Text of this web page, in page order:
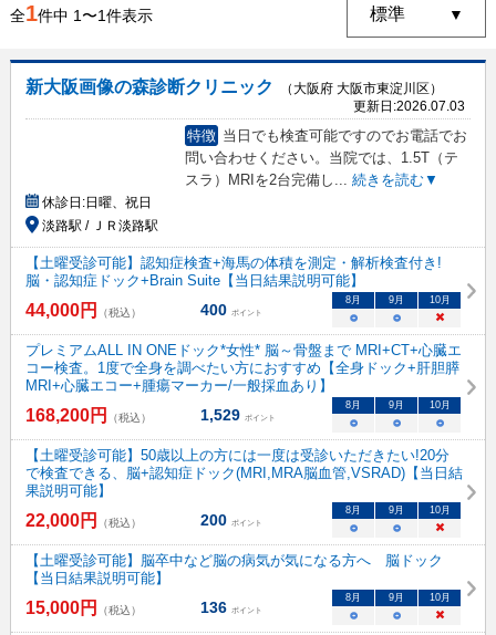
全1件中 1〜1件表示
新大阪画像の森診断クリニック
（大阪府 大阪市東淀川区）
更新日:2026.07.03
特徴 当日でも検査可能ですのでお電話でお
問い合わせください。当院では、1.5T（テ
スラ）MRIを2台完備し ... 続きを読む▼
休診日:日曜、祝日
淡路駅 / ＪＲ淡路駅
【土曜受診可能】認知症検査+海馬の体積を測定・解析検査付き!
脳・認知症ドック+Brain Suite【当日結果説明可能】
44,000円 （税込） 400 ポイント
8月 9月 10月
○ ○ ×
プレミアムALL IN ONEドック*女性* 脳～骨盤まで MRI+CT+心臓エ
コー検査。1度で全身を調べたい方におすすめ【全身ドック+肝胆膵
MRI+心臓エコー+腫瘍マーカー/一般採血あり】
168,200円 （税込） 1,529 ポイント
8月 9月 10月
○ ○ ○
【土曜受診可能】50歳以上の方には一度は受診いただきたい!20分
で検査できる、脳+認知症ドック(MRI,MRA脳血管,VSRAD)【当日結
果説明可能】
22,000円 （税込） 200 ポイント
8月 9月 10月
○ ○ ×
【土曜受診可能】脳卒中など脳の病気が気になる方へ 脳ドック
【当日結果説明可能】
15,000円 （税込） 136 ポイント
8月 9月 10月
○ ○ ×